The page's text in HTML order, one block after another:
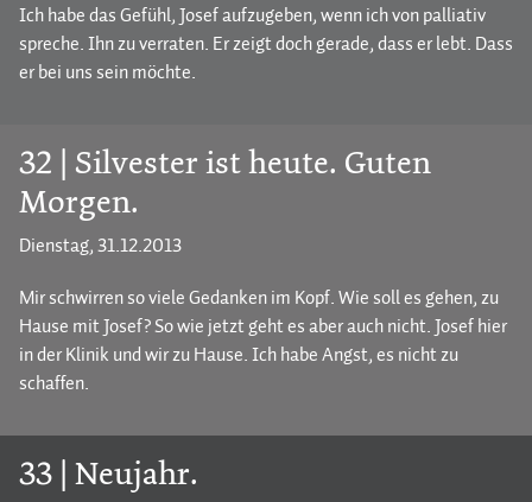
Ich habe das Gefühl, Josef aufzugeben, wenn ich von palliativ
spreche. Ihn zu verraten. Er zeigt doch gerade, dass er lebt. Dass
er bei uns sein möchte.
32 | Silvester ist heute. Guten
Morgen.
Dienstag, 31.12.2013
Mir schwirren so viele Gedanken im Kopf. Wie soll es gehen, zu
Hause mit Josef? So wie jetzt geht es aber auch nicht. Josef hier
in der Klinik und wir zu Hause. Ich habe Angst, es nicht zu
schaffen.
33 | Neujahr.